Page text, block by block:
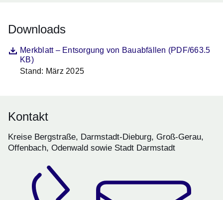
Downloads
DateiMerkblatt – Entsorgung von Bauabfällen (PDF/663.5
KB)
Öffnet sich in einem neuen Fenster
Beschreibung
Stand: März 2025
Kontakt
Kreise Bergstraße, Darmstadt-Dieburg, Groß-Gerau,
Offenbach, Odenwald sowie Stadt Darmstadt